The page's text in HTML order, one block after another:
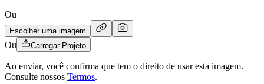
Ou
Escolher uma imagem
Ou Carregar Projeto
Ao enviar, você confirma que tem o direito de usar esta imagem.
Consulte nossos Termos.